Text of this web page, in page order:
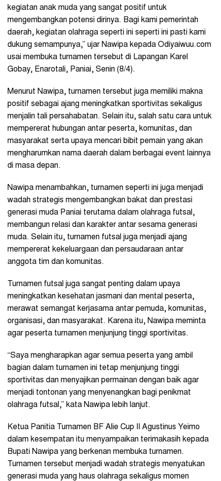
kegiatan anak muda yang sangat positif untuk
mengembangkan potensi dirinya. Bagi kami pemerintah
daerah, kegiatan olahraga seperti ini seperti ini pasti kami
dukung semampunya,” ujar Nawipa kepada Odiyaiwuu.com
usai membuka turnamen tersebut di Lapangan Karel
Gobay, Enarotali, Paniai, Senin (8/4).
Menurut Nawipa, turnamen tersebut juga memiliki makna
positif sebagai ajang meningkatkan sportivitas sekaligus
menjalin tali persahabatan. Selain itu, salah satu cara untuk
mempererat hubungan antar peserta, komunitas, dan
masyarakat serta upaya mencari bibit pemain yang akan
mengharumkan nama daerah dalam berbagai event lainnya
di masa depan.
Nawipa menambahkan, turnamen seperti ini juga menjadi
wadah strategis mengembangkan bakat dan prestasi
generasi muda Paniai terutama dalam olahraga futsal,
membangun relasi dan karakter antar sesama generasi
muda. Selain itu, turnamen futsal juga menjadi ajang
mempererat kekeluargaan dan persaudaraan antar
anggota tim dan komunitas.
Turnamen futsal juga sangat penting dalam upaya
meningkatkan kesehatan jasmani dan mental peserta,
merawat semangat kerjasama antar pemuda, komunitas,
organisasi, dan masyarakat. Karena itu, Nawipa meminta
agar peserta turnamen menjunjung tinggi sportivitas.
“Saya mengharapkan agar semua peserta yang ambil
bagian dalam turnamen ini tetap menjunjung tinggi
sportivitas dan menyajikan permainan dengan baik agar
menjadi tontonan yang menyenangkan bagi penikmat
olahraga futsal,” kata Nawipa lebih lanjut.
Ketua Panitia Turnamen BF Alie Cup II Agustinus Yeimo
dalam kesempatan itu menyampaikan terimakasih kepada
Bupati Nawipa yang berkenan membuka turnamen.
Turnamen tersebut menjadi wadah strategis menyatukan
generasi muda yang haus olahraga sekaligus momen